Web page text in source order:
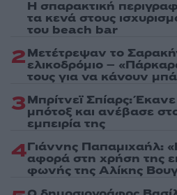
Η σπαρακτική
τα κενά στους
του beach bar
2Μετέτρεψαν το
ελικοδρόμιο –
τους για να κάνουν
3Μπρίτνεϊ Σπίαρς:
μπότοξ και ανέβασε
εμπειρία της
4Γιάννης Παπαμιχαήλ:
αφορά στη χρήση της
φωνής της Αλίκης